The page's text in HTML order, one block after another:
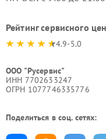
Рейтинг сервисного
4.9-5.0
ООО "Русервис"
ИНН 7702633247
ОГРН 1077746335776
Поделиться в соц. сетях: